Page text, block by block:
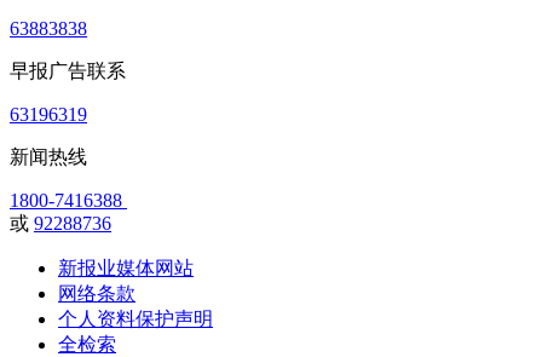
63883838
早报广告联系
63196319
新闻热线
1800-7416388
或 92288736
新报业媒体网站
网络条款
个人资料保护声明
全检索